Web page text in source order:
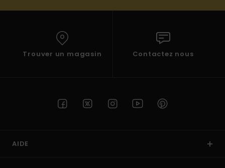
Trouver un magasin Contactez nous
AIDE